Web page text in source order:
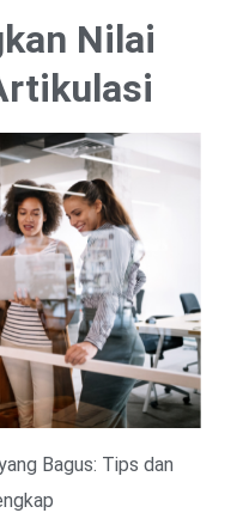
Nilai
Bagus: Tips dan